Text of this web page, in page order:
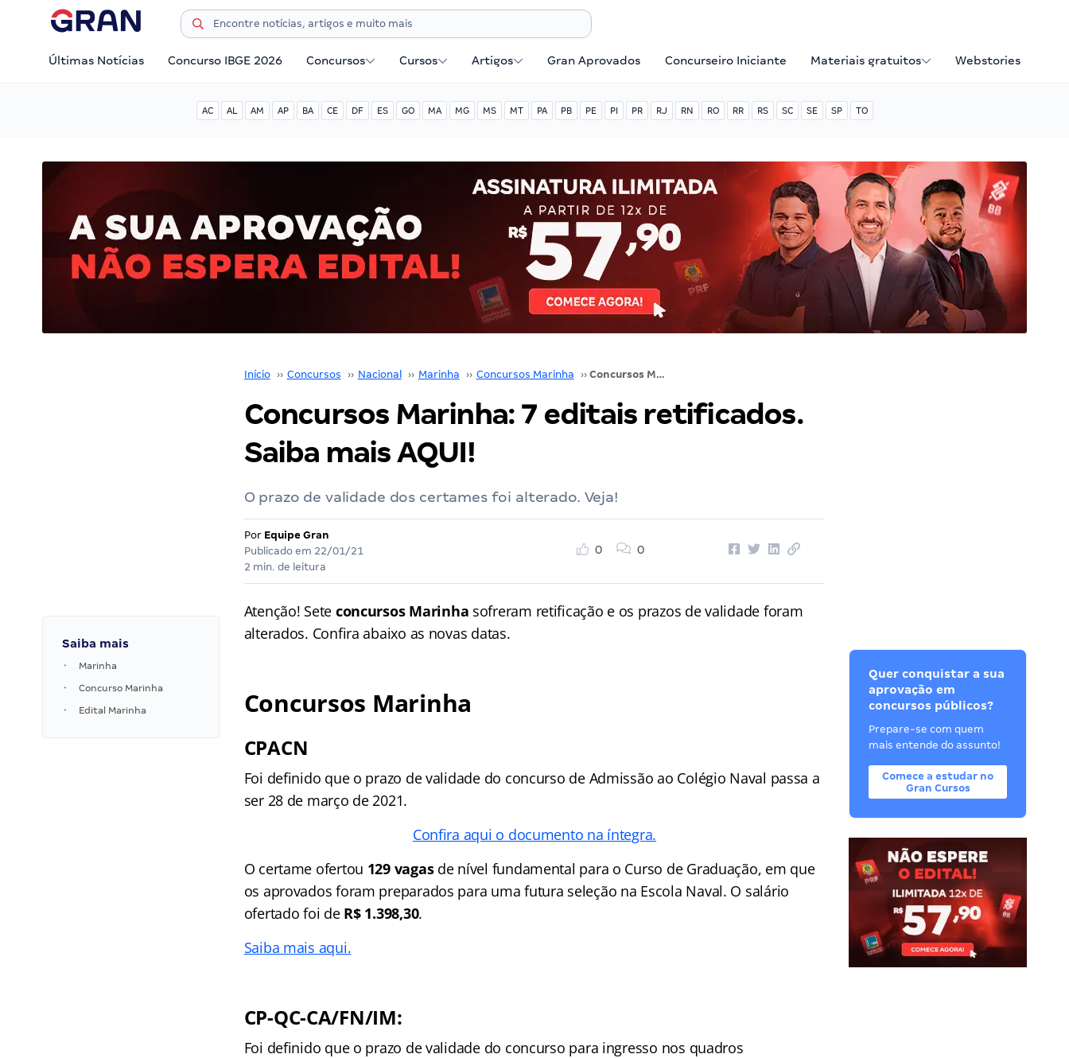
Últimas Notícias Concurso IBGE 2026 Concursos Cursos Artigos Gran Aprovados Concurseiro Iniciante Materiais gratuitos Webstories
AC AL AM AP BA CE DF ES GO MA MG MS MT PA PB PE PI PR RJ RN RO RR RS SC SE SP TO
Início ›› Concursos ›› Nacional ›› Marinha ›› Concursos Marinha ›› Concursos Marinha: 7 editais retificados. Saiba mais AQUI!
Concursos Marinha: 7 editais retificados.
Saiba mais AQUI!
O prazo de validade dos certames foi alterado. Veja!
Por Equipe Gran
Publicado em 22/01/21
2 min. de leitura
0 0
Saiba mais
Marinha
Concurso Marinha
Edital Marinha
Atenção! Sete concursos Marinha sofreram retificação e os prazos de validade foram
alterados. Confira abaixo as novas datas.
Concursos Marinha
CPACN
Foi definido que o prazo de validade do concurso de Admissão ao Colégio Naval passa a
ser 28 de março de 2021.
Confira aqui o documento na íntegra.
O certame ofertou 129 vagasde nível fundamental para o Curso de Graduação, em que
os aprovados foram preparados para uma futura seleção na Escola Naval. O salário
ofertado foi de R$ 1.398,30.
Saiba mais aqui.
CP-QC-CA/FN/IM:
Foi definido que o prazo de validade do concurso para ingresso nos quadros
Quer conquistar a sua
aprovação em
concursos públicos?
Prepare-se com quem
mais entende do assunto!
Comece a estudar no
Gran Cursos